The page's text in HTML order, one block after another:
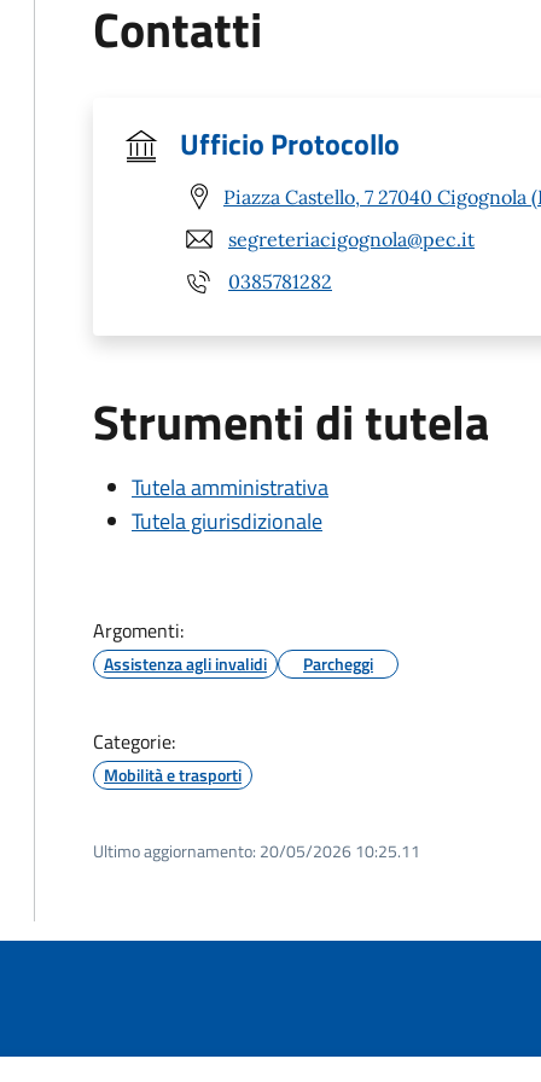
Contatti
Ufficio Protocollo
Piazza Castello, 7 27040 Cigognola
segreteriacigognola@pec.it
0385781282
Strumenti di tutela
Tutela amministrativa
Tutela giurisdizionale
Argomenti:
Assistenza agli invalidi Parcheggi
Categorie:
Mobilità e trasporti
Ultimo aggiornamento: 20/05/2026 10:25.11